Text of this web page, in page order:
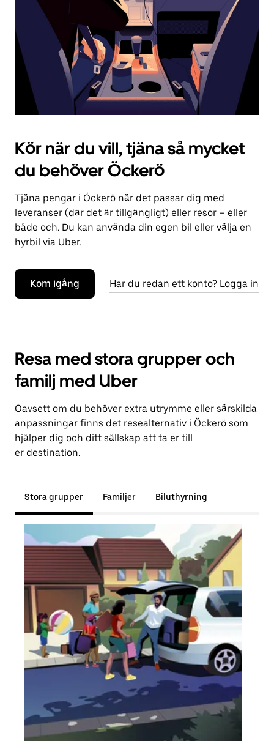
kalendern.
Kör när du vill, tjäna så mycket
du behöver Öckerö
Tjäna pengar i Öckerö när det passar dig med
leveranser (där det är tillgängligt) eller resor – eller
både och. Du kan använda din egen bil eller välja en
hyrbil via Uber.
Kom igång Har du redan ett konto? Logga in
Resa med stora grupper och
familj med Uber
Oavsett om du behöver extra utrymme eller särskilda
anpassningar finns det resealternativ i Öckerö som
hjälper dig och ditt sällskap att ta er till
er destination.
Stora grupper Familjer Biluthyrning